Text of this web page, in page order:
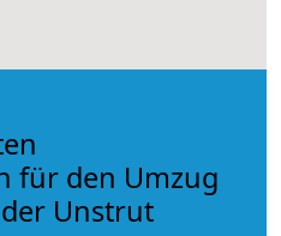
für den Umzug
Unstrut